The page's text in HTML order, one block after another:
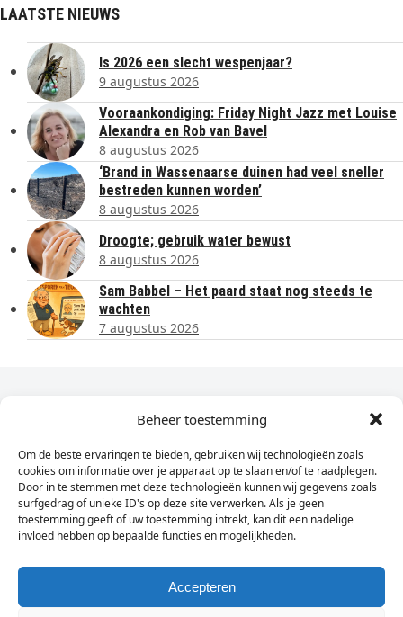
Beheer toestemming
Om de beste ervaringen te bieden, gebruiken wij technologieën zoals
cookies om informatie over je apparaat op te slaan en/of te raadplegen.
Door in te stemmen met deze technologieën kunnen wij gegevens zoals
surfgedrag of unieke ID's op deze site verwerken. Als je geen
toestemming geeft of uw toestemming intrekt, kan dit een nadelige
invloed hebben op bepaalde functies en mogelijkheden.
Accepteren
LAATSTE NIEUWS
Is 2026 een slecht wespenjaar?
9 augustus 2026
Vooraankondiging: Friday Night Jazz met Louise
Alexandra en Rob van Bavel
8 augustus 2026
‘Brand in Wassenaarse duinen had veel sneller
bestreden kunnen worden’
8 augustus 2026
Droogte; gebruik water bewust
8 augustus 2026
Sam Babbel – Het paard staat nog steeds te
wachten
7 augustus 2026
Dagelijks het laatste nieuws in je e-mail?
Vul
hier
je
e-
mailadres
in
Sign Up